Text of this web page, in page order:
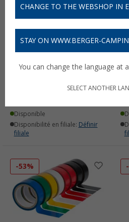
Set de 3 protections pour
poêles Edco
Disponible
Disponibilité en filiale: Définir
filiale
-53%
CHANGE TO THE WEBSHOP IN
STAY ON WWW.BERGER-
You can change the language at
SELECT ANOTHER